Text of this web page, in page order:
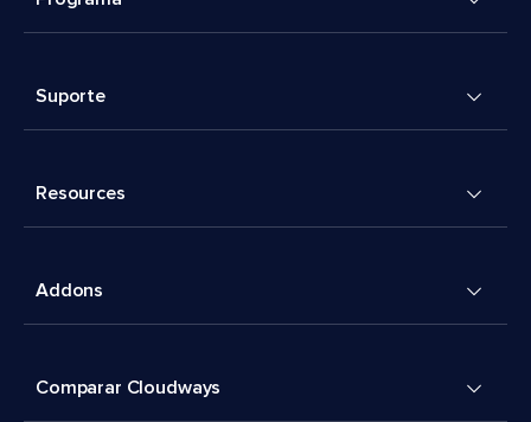
Suporte
Resources
Addons
Comparar Cloudways